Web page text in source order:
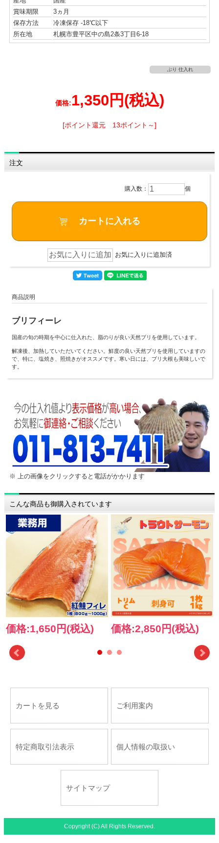
賞味期限
3ヵ月
保存方法
冷凍保存 -18℃以下
所在地
札幌市豊平区中の島2条3丁目6-18
ぶり 仕入れ
価格:1,350円(税込)
[ポイント還元 13ポイント～]
注文
購入数： 個
お気に入りに追加済
商品説明
ブリフィーレ
国産の旬の時期を中心に仕入れた、脂のりが良い天然ブリを使用しています。
解凍後、加熱していただいてください。鮮度の良い天然ブリを使用していますの
で、特に、塩焼き、照焼きがオススメです。寒い日には、ブリ大根も美味しいで
す。
※ 上の画像をクリックすると電話がかかります
こんな商品も御購入されています
価格:1,650円(税込) 価格:2,850円(税込)
カートを見る ご利用案内
特定商取引法表示 個人情報の取扱い
サイトマップ
Copyright (C) All Rights Reserved.